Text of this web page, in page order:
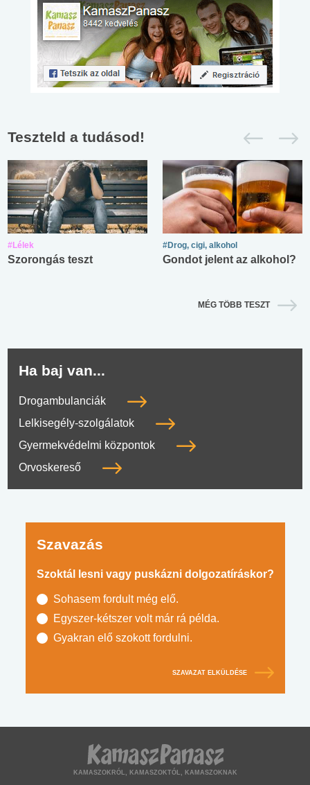
Teszteld a tudásod!
#Lélek
Szorongás teszt
#Drog, cigi, alkohol
Gondot jelent az alkohol?
MÉG TÖBB TESZT
Ha baj van...
Drogambulanciák
Lelkisegély-szolgálatok
Gyermekvédelmi központok
Orvoskereső
Szavazás
Szoktál lesni vagy puskázni dolgozatíráskor?
Sohasem fordult még elő.
Egyszer-kétszer volt már rá példa.
Gyakran elő szokott fordulni.
SZAVAZAT ELKÜLDÉSE
KAMASZOKRÓL, KAMASZOKTÓL, KAMASZOKNAK